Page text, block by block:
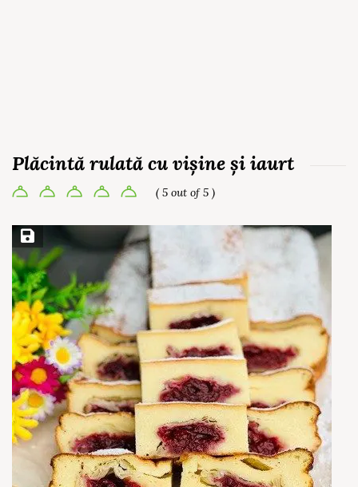
Plăcintă rulată cu vișine și iaurt
( 5 out of 5 )
Save Recipe